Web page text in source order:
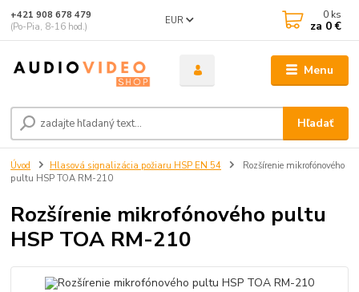
Menu
EUR
Hľadať
+421 908 678 479
(Po-Pia, 8-16 hod.)
0 ks
za 0 €
Úvod Hlasová signalizácia požiaru HSP EN 54
Rozšírenie mikrofónového
pultu HSP TOA RM-210
Rozšírenie mikrofónového pultu
HSP TOA RM-210